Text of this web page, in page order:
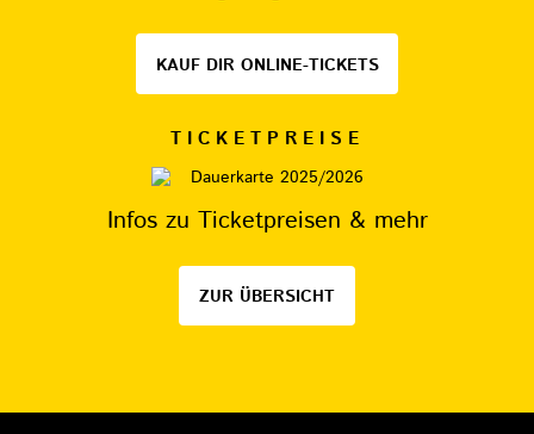
KAUF DIR ONLINE-TICKETS
TICKETPREISE
Infos zu Ticketpreisen & mehr
ZUR ÜBERSICHT